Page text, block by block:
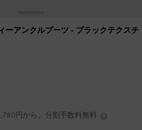
ーアンクルブーツ - ブラックテクスチ
円から。分割手数料無料